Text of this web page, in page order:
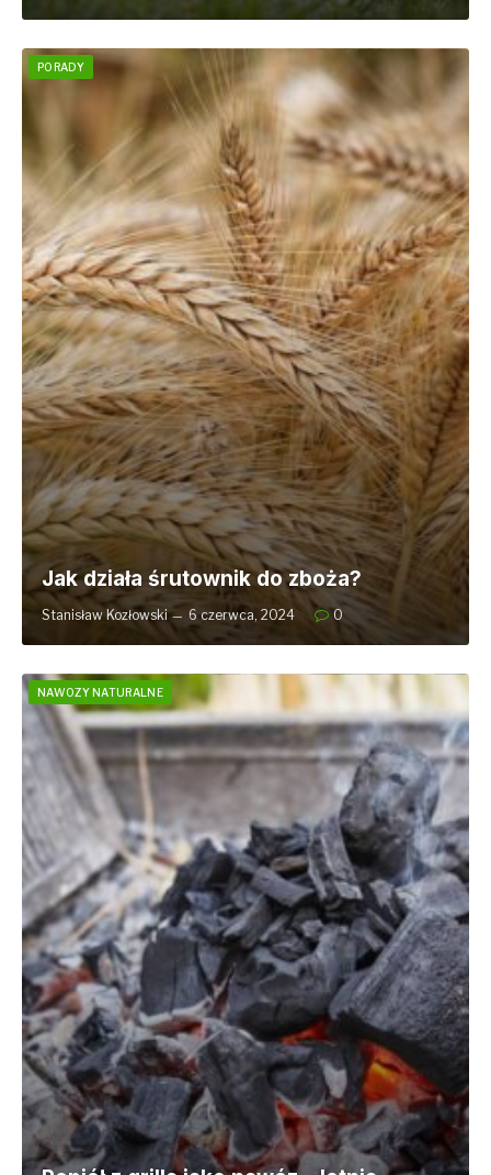
PORADY
Jak działa śrutownik do zboża?
Stanisław Kozłowski 6 czerwca, 2024 0
NAWOZY NATURALNE